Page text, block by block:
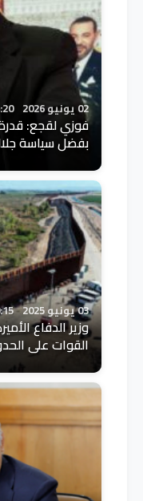
02 يونيو 2026
فوزي لقجع:
بفضل سياسة
03 يونيو 2025
وزير الدفاع
القوات على